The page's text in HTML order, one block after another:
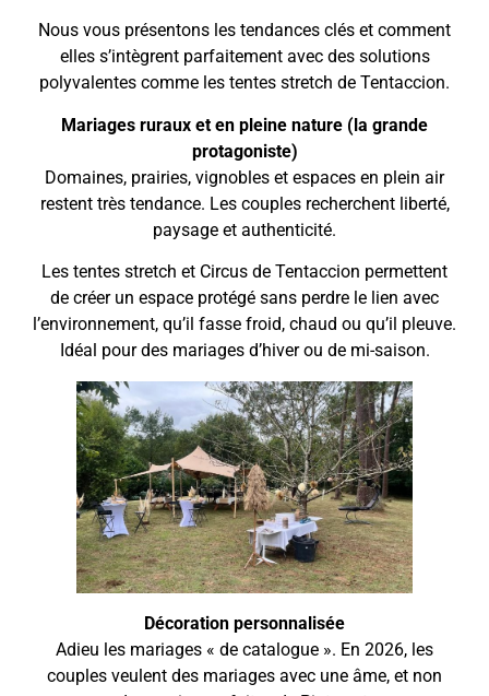
Nous vous présentons les tendances clés et comment
elles s’intègrent parfaitement avec des solutions
polyvalentes comme les tentes stretch de Tentaccion.
Mariages ruraux et en pleine nature (la grande
protagoniste)
Domaines, prairies, vignobles et espaces en plein air
restent très tendance. Les couples recherchent liberté,
paysage et authenticité.
Les tentes stretch et Circus de Tentaccion permettent
de créer un espace protégé sans perdre le lien avec
l’environnement, qu’il fasse froid, chaud ou qu’il pleuve.
Idéal pour des mariages d’hiver ou de mi-saison.
Décoration personnalisée
Adieu les mariages « de catalogue ». En 2026, les
couples veulent des mariages avec une âme, et non